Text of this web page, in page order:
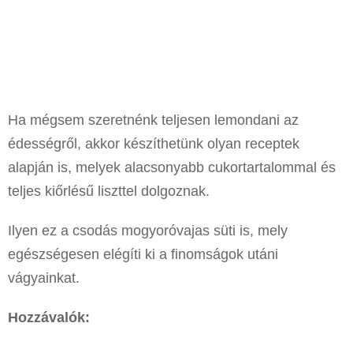
Ha mégsem szeretnénk teljesen lemondani az
édességről, akkor készíthetünk olyan receptek
alapján is, melyek alacsonyabb cukortartalommal és
teljes kiőrlésű liszttel dolgoznak.
Ilyen ez a csodás mogyoróvajas süti is, mely
egészségesen elégíti ki a finomságok utáni
vágyainkat.
Hozzávalók: